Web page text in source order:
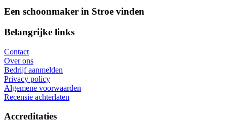
Een schoonmaker in Stroe vinden
Belangrijke links
Contact
Over ons
Bedrijf aanmelden
Privacy policy
Algemene voorwaarden
Recensie achterlaten
Accreditaties